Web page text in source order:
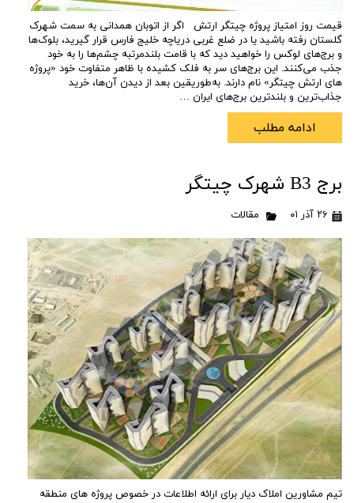
قیمت روز امتیاز پروژه چیتگر ارتش اگر از اتوبان همدانی به سمت شهرک
گلستان رفته باشید یا در ضلع غربی دریاچه خلیج فارس قرار گیرید، بلوک‌ها
و برج‌های لوکس را خواهید دید که با قامت بلندمرتبه چشم‌ها را به خود
جذب می‌کنند. این برج‌های سر به فلک کشیده با ظاهر متفاوت خود «پروژه
های ارتش چیتگر» نام دارند. به‌طوریقین بعد از دیدن آن‌ها، خرید
جذاب‌ترین و بلندترین برج‌های ایران …
ادامه مطلب
برج B3 شهرک چیتگر
۲۶ آذر ۰۱ مقالات
تیم مشاورین املاک دیار برای ارائه اطلاعات در خصوص پروژه های منطقه